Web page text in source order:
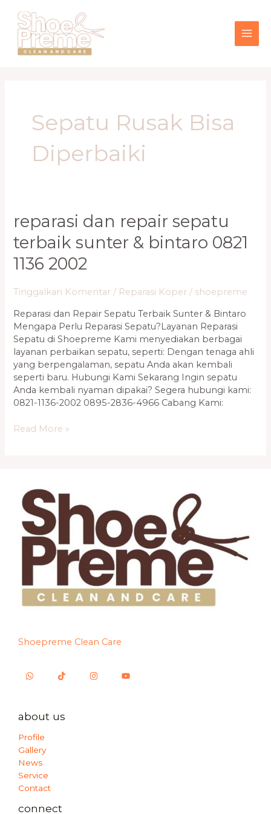
konten
Sepatu Rusak Bisa
Diperbaiki
reparasi dan repair sepatu
terbaik sunter & bintaro 0821
1136 2002
Tinggalkan Komentar / Reparasi Koper / shoepreme
Reparasi dan Repair Sepatu Terbaik Sunter & Bintaro
Mengapa Perlu Reparasi Sepatu?Layanan Reparasi
Sepatu di Shoepreme Kami menyediakan berbagai
layanan perbaikan sepatu, seperti: Dengan tenaga ahli
yang berpengalaman, sepatu Anda akan kembali
seperti baru. Hubungi Kami Sekarang Ingin sepatu
Anda kembali nyaman dipakai? Segera hubungi kami:
0821-1136-2002 0895-2836-4966 Cabang Kami:
Reparasi
Dan
Repair
Terbaik
&
0821
1136
2002
Read More »
Shoepreme Clean Care
about us
Profile
Gallery
News
Service
Contact
connect